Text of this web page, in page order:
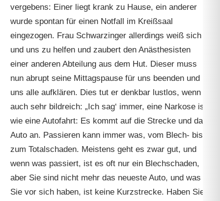
vergebens: Einer liegt krank zu Hause, ein anderer
wurde spontan für einen Notfall im Kreißsaal
eingezogen. Frau Schwarzinger allerdings weiß sich
und uns zu helfen und zaubert den Anästhesisten
einer anderen Abteilung aus dem Hut. Dieser muss
nun abrupt seine Mittagspause für uns beenden und
uns alle aufklären. Dies tut er denkbar lustlos, wenn
auch sehr bildreich: „Ich sag‘ immer, eine Narkose ist
wie eine Autofahrt: Es kommt auf die Strecke und das
Auto an. Passieren kann immer was, vom Blech- bis
zum Totalschaden. Meistens geht es zwar gut, und
wenn was passiert, ist es oft nur ein Blechschaden,
aber Sie sind nicht mehr das neueste Auto, und was
Sie vor sich haben, ist keine Kurzstrecke. Haben Sie